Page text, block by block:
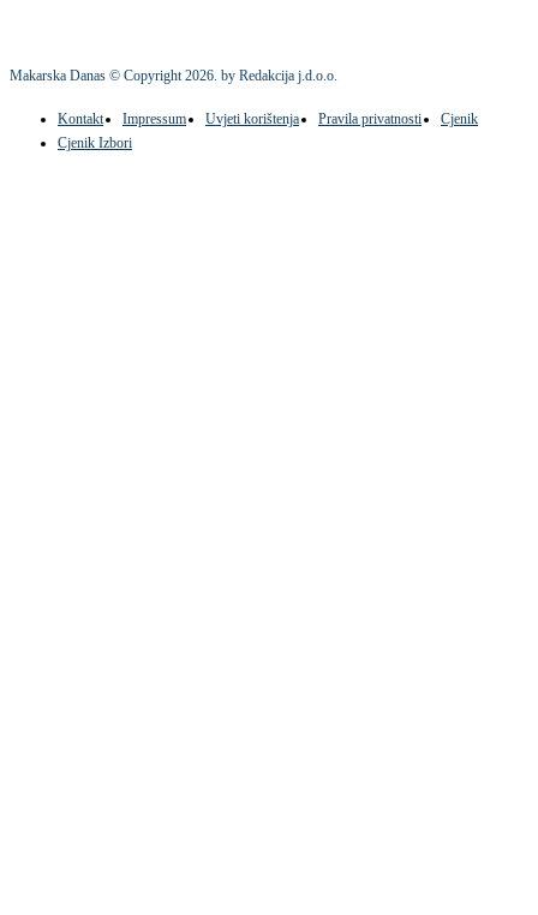
Makarska Danas © Copyright2026. by Redakcija j.d.o.o.
Kontakt Impressum Uvjeti korištenja Pravila privatnosti
Cjenik
Cjenik Izbori